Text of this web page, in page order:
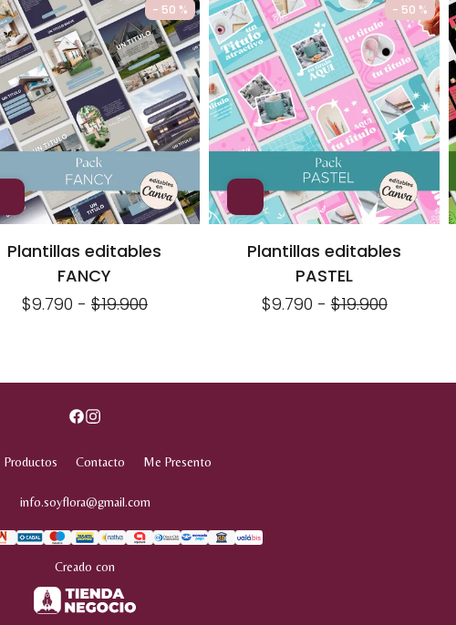
- 50 %
Plantillas editables
FANCY
$9.790 - $19.900
- 50 %
Plantillas editables
PASTEL
$9.790 - $19.900
Productos Contacto Me Presento
info.soyflora@gmail.com
Creado con